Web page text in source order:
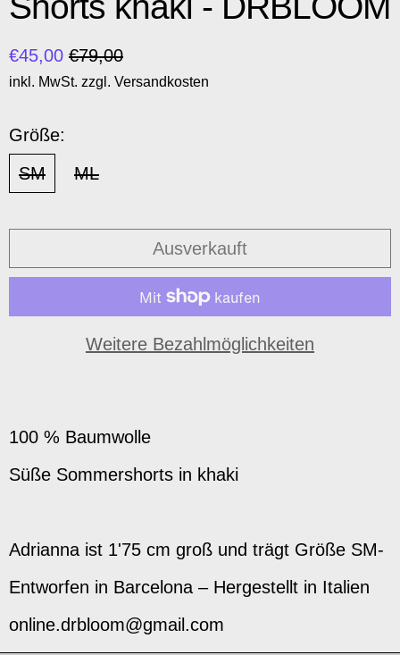
Normaler Preis
€45,00 Sonderpreis
€79,00
inkl. MwSt. zzgl. Versandkosten
Größe:
SM
ML
Ausverkauft
Weitere Bezahlmöglichkeiten
100 % Baumwolle
Süße Sommershorts in khaki
Adrianna ist 1'75 cm groß und trägt Größe SM-
Entworfen in Barcelona – Hergestellt in Italien
online.drbloom@gmail.com